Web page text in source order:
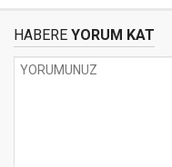
HABERE YORUM KAT